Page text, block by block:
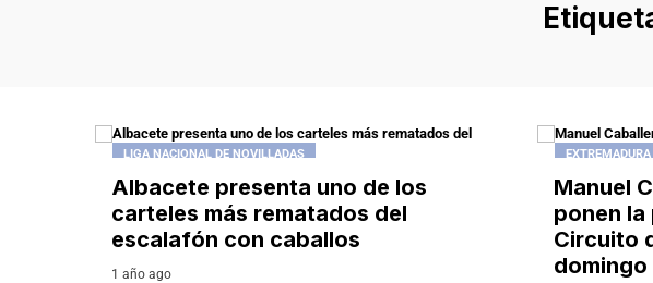
LIGA NACIONAL DE NOVILLADAS
Albacete presenta uno de los
carteles más rematados del
escalafón con caballos
1 año ago
EXTREMADURA
Manuel
ponen la
Circuito
domingo